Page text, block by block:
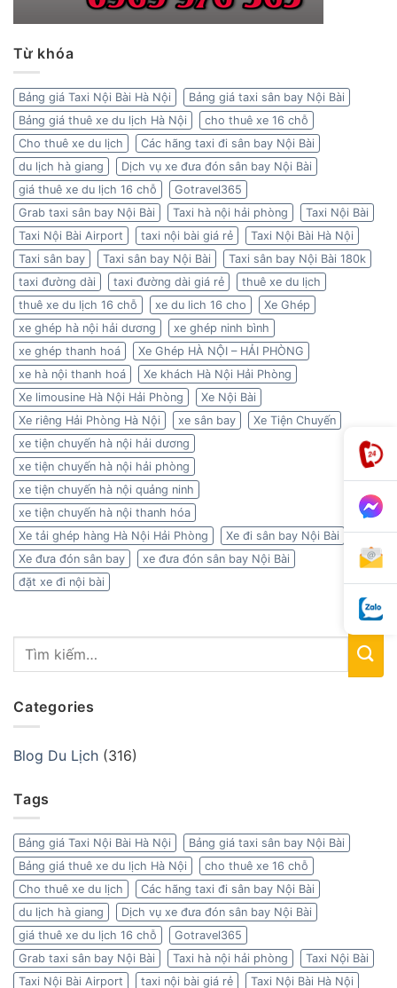
Từ khóa
Bảng giá Taxi Nội Bài Hà Nội
Bảng giá taxi sân bay Nội Bài
Bảng giá thuê xe du lịch Hà Nội
cho thuê xe 16 chỗ
Cho thuê xe du lịch
Các hãng taxi đi sân bay Nội Bài
du lịch hà giang
Dịch vụ xe đưa đón sân bay Nội Bài
giá thuê xe du lịch 16 chỗ
Gotravel365
Grab taxi sân bay Nội Bài
Taxi hà nội hải phòng
Taxi Nội Bài
Taxi Nội Bài Airport
taxi nội bài giá rẻ
Taxi Nội Bài Hà Nội
Taxi sân bay
Taxi sân bay Nội Bài
Taxi sân bay Nội Bài 180k
taxi đường dài
taxi đường dài giá rẻ
thuê xe du lịch
thuê xe du lịch 16 chỗ
xe du lich 16 cho
Xe Ghép
xe ghép hà nội hải dương
xe ghép ninh bình
xe ghép thanh hoá
Xe Ghép HÀ NỘI – HẢI PHÒNG
xe hà nội thanh hoá
Xe khách Hà Nội Hải Phòng
Xe limousine Hà Nội Hải Phòng
Xe Nội Bài
Xe riêng Hải Phòng Hà Nội
xe sân bay
Xe Tiện Chuyến
xe tiện chuyến hà nội hải dương
xe tiện chuyến hà nội hải phòng
xe tiện chuyến hà nội quảng ninh
xe tiện chuyến hà nội thanh hóa
Xe tải ghép hàng Hà Nội Hải Phòng
Xe đi sân bay Nội Bài
Xe đưa đón sân bay
xe đưa đón sân bay Nội Bài
đặt xe đi nội bài
Categories
Blog Du Lịch (316)
Tags
Bảng giá Taxi Nội Bài Hà Nội
Bảng giá taxi sân bay Nội Bài
Bảng giá thuê xe du lịch Hà Nội
cho thuê xe 16 chỗ
Cho thuê xe du lịch
Các hãng taxi đi sân bay Nội Bài
du lịch hà giang
Dịch vụ xe đưa đón sân bay Nội Bài
giá thuê xe du lịch 16 chỗ
Gotravel365
Grab taxi sân bay Nội Bài
Taxi hà nội hải phòng
Taxi Nội Bài
Taxi Nội Bài Airport
taxi nội bài giá rẻ
Taxi Nội Bài Hà Nội